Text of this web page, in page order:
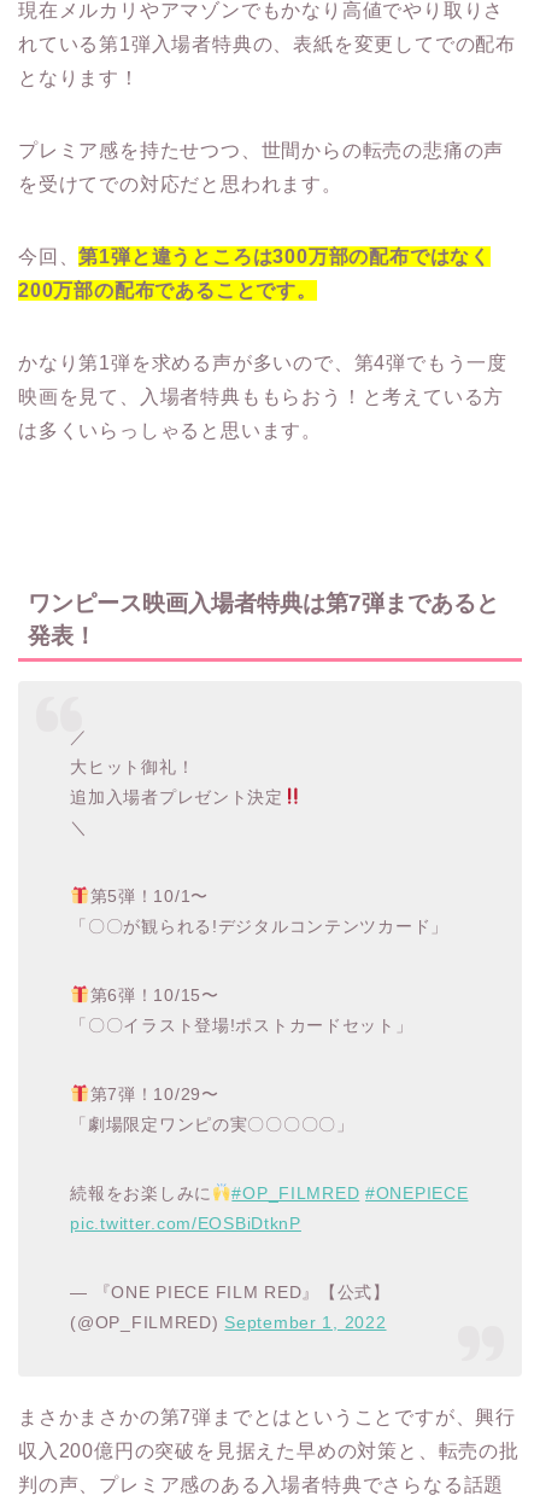
現在メルカリやアマゾンでもかなり高値でやり取りさ
れている第1弾入場者特典の、表紙を変更してでの配布
となります！
プレミア感を持たせつつ、世間からの転売の悲痛の声
を受けてでの対応だと思われます。
今回、第1弾と違うところは300万部の配布ではなく
200万部の配布であることです。
かなり第1弾を求める声が多いので、第4弾でもう一度
映画を見て、入場者特典ももらおう！と考えている方
は多くいらっしゃると思います。
ワンピース映画入場者特典は第7弾まであると
発表！
／
大ヒット御礼！
追加入場者プレゼント決定
＼
第5弾！10/1〜
「〇〇が観られる!デジタルコンテンツカード」
第6弾！10/15〜
「〇〇イラスト登場!ポストカードセット」
第7弾！10/29〜
「劇場限定ワンピの実〇〇〇〇〇」
続報をお楽しみに #OP_FILMRED #ONEPIECE
pic.twitter.com/EOSBiDtknP
— 『ONE PIECE FILM RED』【公式】
(@OP_FILMRED) September 1, 2022
まさかまさかの第7弾までとはということですが、興行
収入200億円の突破を見据えた早めの対策と、転売の批
判の声、プレミア感のある入場者特典でさらなる話題